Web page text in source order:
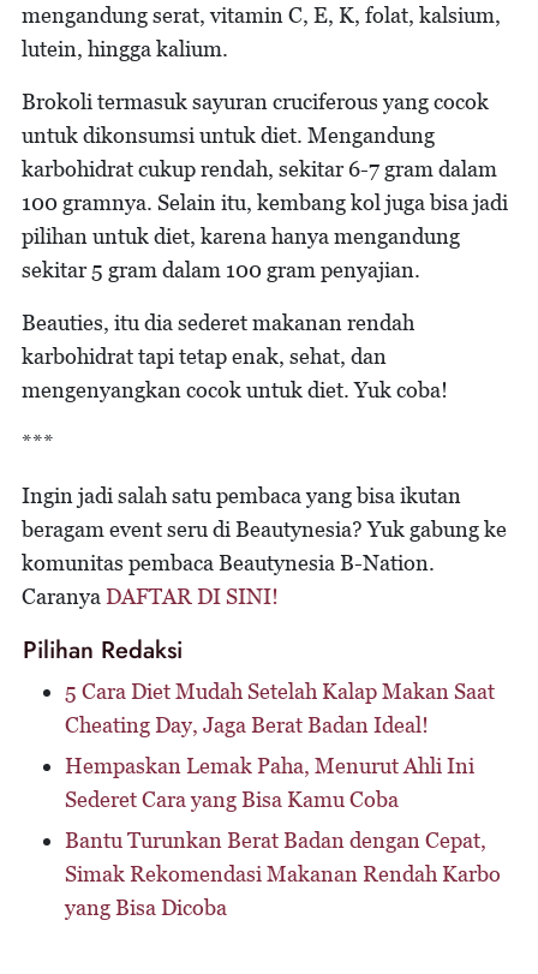
mengandung serat, vitamin C, E, K, folat, kalsium,
lutein, hingga kalium.
Brokoli termasuk sayuran cruciferous yang cocok
untuk dikonsumsi untuk diet. Mengandung
karbohidrat cukup rendah, sekitar 6-7 gram dalam
100 gramnya. Selain itu, kembang kol juga bisa jadi
pilihan untuk diet, karena hanya mengandung
sekitar 5 gram dalam 100 gram penyajian.
Beauties, itu dia sederet makanan rendah
karbohidrat tapi tetap enak, sehat, dan
mengenyangkan cocok untuk diet. Yuk coba!
***
Ingin jadi salah satu pembaca yang bisa ikutan
beragam event seru di Beautynesia? Yuk gabung ke
komunitas pembaca Beautynesia B-Nation.
Caranya DAFTAR DI SINI!
Pilihan Redaksi
5 Cara Diet Mudah Setelah Kalap Makan Saat
Cheating Day, Jaga Berat Badan Ideal!
Hempaskan Lemak Paha, Menurut Ahli Ini
Sederet Cara yang Bisa Kamu Coba
Bantu Turunkan Berat Badan dengan Cepat,
Simak Rekomendasi Makanan Rendah Karbo
yang Bisa Dicoba